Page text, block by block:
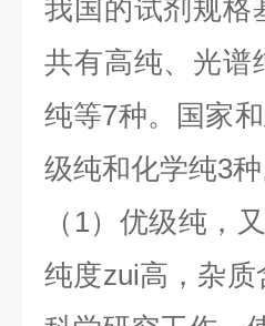
我国的试剂规格
共有高纯、光谱
纯等7种。国家
级纯和化学纯3种
（1）优级纯，
纯度zui高，杂